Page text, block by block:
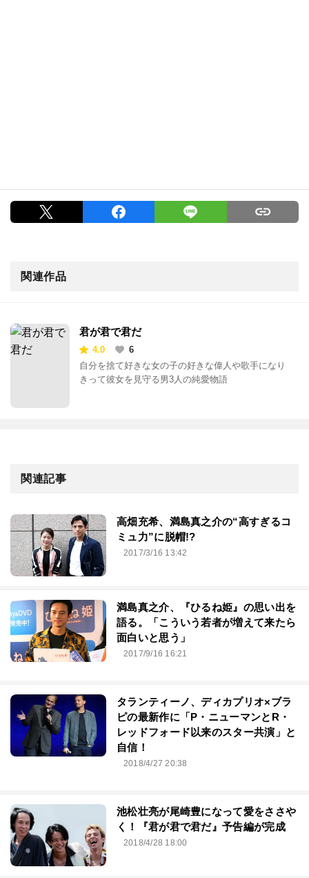
関連作品
君が君で君だ
4.0
6
自分を捨て好きな女の子の好きな偉人や歌手になり
きって彼女を見守る男3人の純愛物語
関連記事
高畑充希、満島真之介の“高すぎるコ
ミュ力”に脱帽!?
2017/3/16 13:42
満島真之介、『ひるね姫』の思い出を
語る。「こういう若者が増えて来たら
面白いと思う」
2017/9/16 16:21
タランティーノ、ディカプリオ×ブラ
ピの最新作に「P・ニューマンとR・
レッドフォード以来のスター共演」と
自信！
2018/4/27 20:38
池松壮亮が尾崎豊になって愛をささや
く！『君が君で君だ』予告編が完成
2018/4/28 18:00